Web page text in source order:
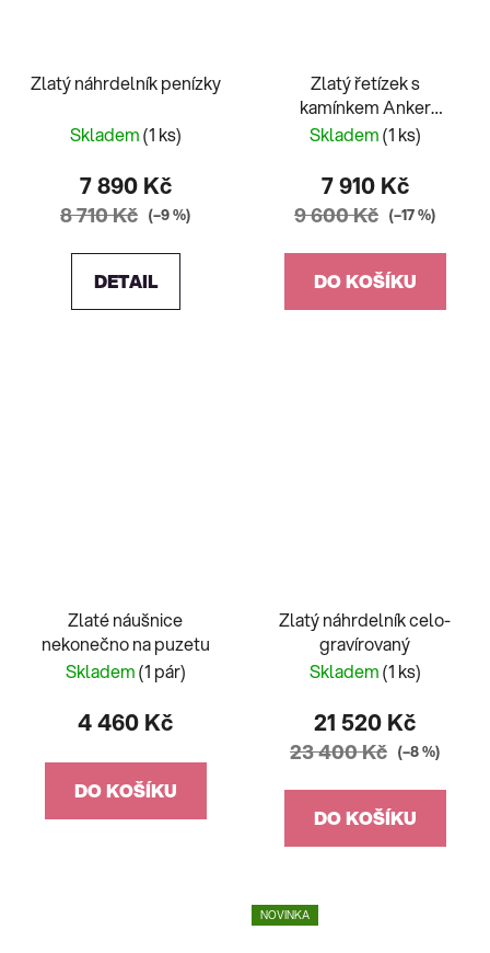
Zlatý náhrdelník penízky
Skladem(1 ks)
7 890 Kč
8 710 Kč (–9 %)
DETAIL
Zlatý řetízek s
kamínkem Anker
provlélací
Skladem(1 ks)
7 910 Kč
9 600 Kč (–17 %)
DO KOŠÍKU
Zlaté náušnice
nekonečno na puzetu
Skladem(1 pár)
4 460 Kč
DO KOŠÍKU
Zlatý náhrdelník celo-
gravírovaný
Skladem(1 ks)
21 520 Kč
23 400 Kč (–8 %)
DO KOŠÍKU
NOVINKA